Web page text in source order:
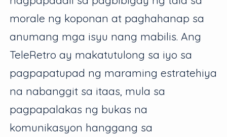
morale ng koponan at paghahanap sa
anumang mga isyu nang mabilis. Ang
TeleRetro ay makatutulong sa iyo sa
pagpapatupad ng maraming estratehiya
na nabanggit sa itaas, mula sa
pagpapalakas ng bukas na
komunikasyon hanggang sa